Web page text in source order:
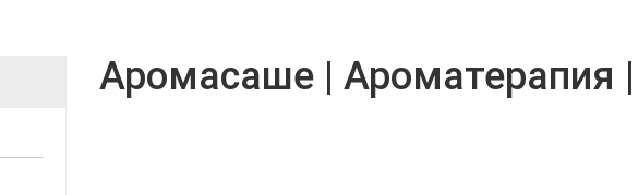
Аромасаше | Ароматерапия